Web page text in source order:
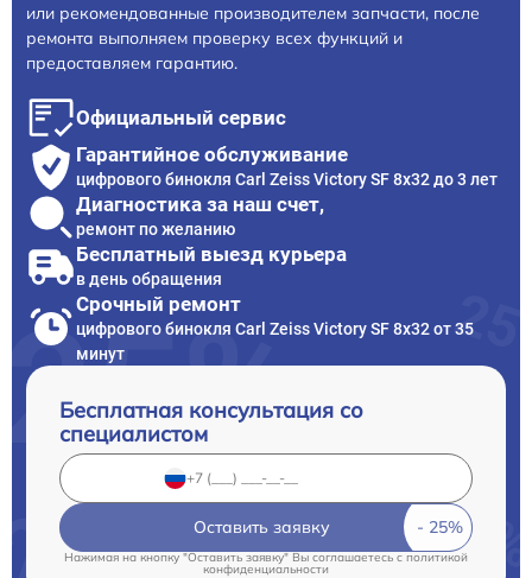
или рекомендованные производителем запчасти, после
ремонта выполняем проверку всех функций и
предоставляем гарантию.
Официальный сервис
Гарантийное обслуживание
цифрового бинокля Carl Zeiss Victory SF 8x32 до 3 лет
Диагностика за наш счет,
ремонт по желанию
Бесплатный выезд курьера
в день обращения
Срочный ремонт
цифрового бинокля Carl Zeiss Victory SF 8x32 от 35
минут
Бесплатная консультация со
специалистом
Оставить заявку
Нажимая на кнопку "Оставить заявку" Вы соглашаетесь cполитикой
конфиденциальности